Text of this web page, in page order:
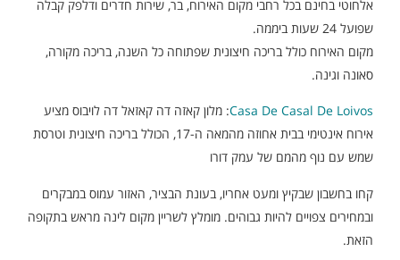
אלחוטי בחינם בכל רחבי מקום האירוח, בר, שירות חדרים ודלפק קבלה
שפועל 24 שעות ביממה.
מקום האירוח כולל בריכה חיצונית שפתוחה כל השנה, בריכה מקורה,
סאונה וגינה.
Casa De Casal De Loivos: מלון קאזה דה קאזאל דה לויבוס מציע
אירוח אינטימי בבית אחוזה מהמאה ה-17, הכולל בריכה חיצונית וטרסת
שמש עם נוף מהמם של עמק דורו
קחו בחשבון שבקיץ ומעט אחריו, בעונת הבציר, האזור עמוס במבקרים
ובמחירים צפויים להיות גבוהים. מומלץ לשריין מקום לינה מראש בתקופה
הזאת.